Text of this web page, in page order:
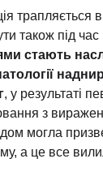
трапляється
також під час
стають
, у результаті
з
могла
а це все